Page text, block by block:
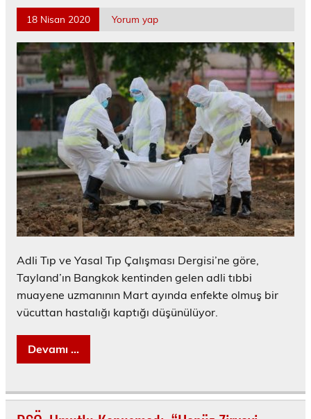
18 Nisan 2020 Yorum yap
Adli Tıp ve Yasal Tıp Çalışması Dergisi’ne göre,
Tayland’ın Bangkok kentinden gelen adli tıbbi
muayene uzmanının Mart ayında enfekte olmuş bir
vücuttan hastalığı kaptığı düşünülüyor.
Devamı ...